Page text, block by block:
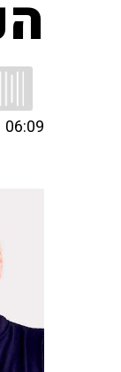
06:09